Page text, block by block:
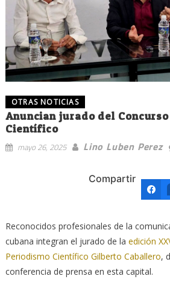
OTRAS NOTICIAS
Anuncian jurado del
Científico
mayo 26, 2025 Lino Luben Perez
Compartir
Reconocidos profesionales de la
cubana integran el jurado de la edición
Periodismo Científico Gilberto Caballero,
conferencia de prensa en esta capital.